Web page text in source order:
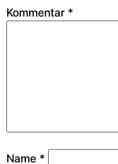
Kommentar *
Name *